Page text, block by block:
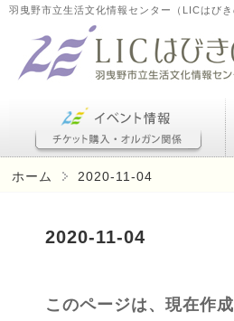
羽曳野市立生活文化情報センター（LICはび
ホーム 2020-11-04
2020-11-04
このページは、現在作成